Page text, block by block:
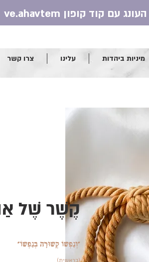
מיניות ביהדות עלינו צרו קשר
קֶשֶׁר שֶׁל
"וְנַפְשׁוֹ קְשׁוּרָה בְנַפְשׁוֹ"